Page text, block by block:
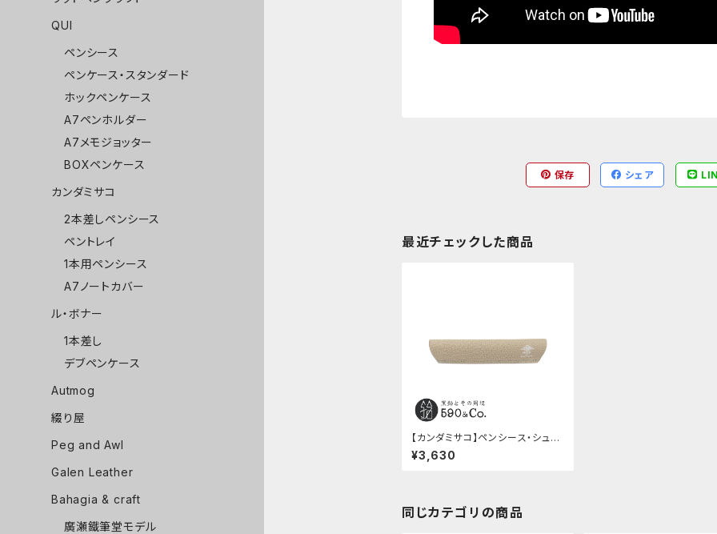
保存 シェア
最近チェックした商品
【カンダミサコ】ペンシース・シュラ
ンケンカーフ (ライトグレー)
¥3,630
同じカテゴリの商品
QUI
ペンシース
ペンケース・スタンダード
ホックペンケース
A7ペンホルダー
A7メモジョッター
BOXペンケース
カンダミサコ
2本差しペンシース
ペントレイ
1本用ペンシース
A7ノートカバー
ル・ボナー
1本差し
デブペンケース
Autmog
綴り屋
Peg and Awl
Galen Leather
Bahagia & craft
廣瀬鐵筆堂モデル